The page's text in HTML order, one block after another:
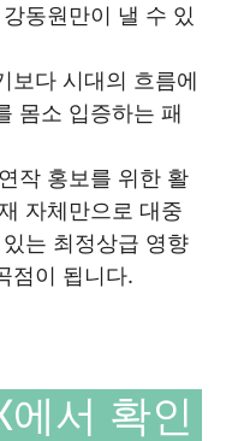
동원만이 낼 수 있
보다 시대의 흐름에
몸소 입증하는 패
작 홍보를 위한 활
자체만으로 대중
는 최정상급 영향
점이 됩니다.
서 확인